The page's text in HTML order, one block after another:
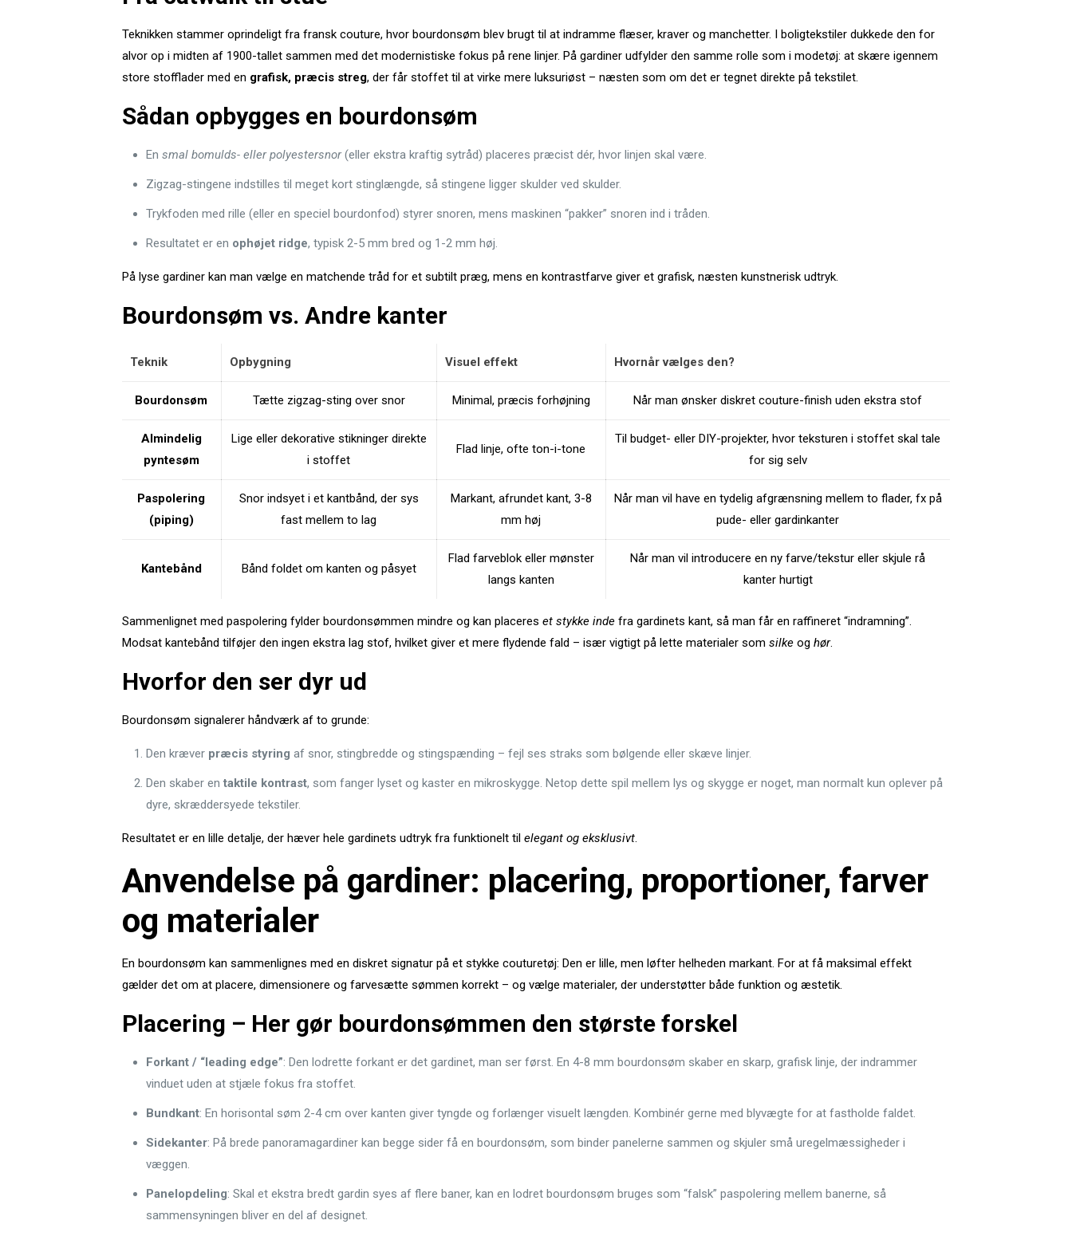
Teknikken stammer oprindeligt fra fransk couture, hvor bourdonsøm blev brugt til at indramme flæser, kraver og manchetter. I boligtekstiler dukkede den for
alvor op i midten af 1900-tallet sammen med det modernistiske fokus på rene linjer. På gardiner udfylder den samme rolle som i modetøj: at skære igennem
store stof­flader med en grafisk, præcis streg, der får stoffet til at virke mere luksuriøst – næsten som om det er tegnet direkte på tekstilet.
Sådan opbygges en bourdonsøm
En smal bomulds- eller polyester­snor(eller ekstra kraftig sytråd) placeres præcist dér, hvor linjen skal være.
Zigzag-stingene indstilles til meget kort stinglængde, så stingene ligger skulder ved skulder.
Trykfoden med rille (eller en speciel bourdonfod) styrer snoren, mens maskinen “pakker” snoren ind i tråden.
Resultatet er en ophøjet ridge, typisk 2-5 mm bred og 1-2 mm høj.
På lyse gardiner kan man vælge en matchende tråd for et subtilt præg, mens en kontrastfarve giver et grafisk, næsten kunstnerisk udtryk.
Bourdonsøm vs. Andre kanter
Teknik Opbygning Visuel effekt Hvornår vælges den?
Bourdonsøm Tætte zigzag-sting over snor Minimal, præcis forhøjning Når man ønsker diskret couture-finish uden ekstra stof
Almindelig
pyntesøm
Lige eller dekorative stikninger direkte
i stoffet
Flad linje, ofte ton-i-tone
Til budget- eller DIY-projekter, hvor teksturen i stoffet skal tale
for sig selv
Paspolering
(piping)
Snor indsyet i et kantbånd, der sys
fast mellem to lag
Markant, afrundet kant, 3-8
mm høj
Når man vil have en tydelig afgrænsning mellem to flader, fx på
pude- eller gardinkanter
Kantebånd Bånd foldet om kanten og påsyet
Flad farveblok eller mønster
langs kanten
Når man vil introducere en ny farve/tekstur eller skjule rå
kanter hurtigt
Sammenlignet med paspolering fylder bourdonsømmen mindre og kan placeres et stykke indefra gardinets kant, så man får en raffineret “indramning”.
Modsat kantebånd tilføjer den ingen ekstra lag stof, hvilket giver et mere flydende fald – især vigtigt på lette materialer som silkeog hør.
Hvorfor den ser dyr ud
Bourdonsøm signalerer håndværk af to grunde:
Den kræver præcis styring af snor, stingbredde og stingspænding – fejl ses straks som bølgende eller skæve linjer.
Den skaber en taktile kontrast, som fanger lyset og kaster en mikroskygge. Netop dette spil mellem lys og skygge er noget, man normalt kun oplever på
dyre, skræddersyede tekstiler.
Resultatet er en lille detalje, der hæver hele gardinets udtryk fra funktionelt til elegant og eksklusivt.
Anvendelse på gardiner: placering, proportioner, farver
og materialer
En bourdonsøm kan sammenlignes med en diskret signatur på et stykke couture­tøj: Den er lille, men løfter helheden markant. For at få maksimal effekt
gælder det om at placere, dimensionere og farvesætte sømmen korrekt – og vælge materialer, der understøtter både funktion og æstetik.
Placering – Her gør bourdonsømmen den største forskel
Forkant / “leading edge”: Den lodrette forkant er det gardinet, man ser først. En 4-8 mm bourdonsøm skaber en skarp, grafisk linje, der indrammer
vinduet uden at stjæle fokus fra stoffet.
Bundkant: En horisontal søm 2-4 cm over kanten giver tyngde og forlænger visuelt længden. Kombinér gerne med blyvægte for at fastholde faldet.
Sidekanter: På brede panoramagardiner kan begge sider få en bourdonsøm, som binder panelerne sammen og skjuler små uregelmæssigheder i
væggen.
Panelopdeling: Skal et ekstra bredt gardin syes af flere baner, kan en lodret bourdonsøm bruges som “falsk” paspolering mellem banerne, så
sammensyningen bliver en del af designet.